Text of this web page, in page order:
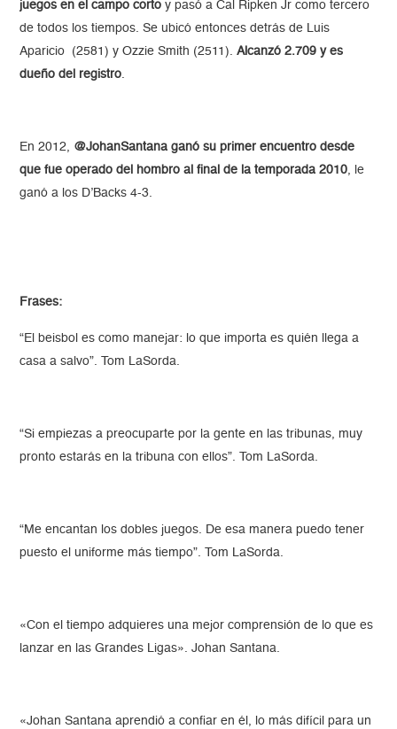
juegos en el campo corto y pasó a Cal Ripken Jr como tercero
de todos los tiempos. Se ubicó entonces detrás de Luis
Aparicio (2581) y Ozzie Smith (2511).Alcanzó 2.709 y es
dueño del registro.
En 2012, @JohanSantana ganó su primer encuentro desde
que fue operado del hombro al final de la temporada 2010, le
ganó a los D’Backs 4-3.
Frases:
“El beisbol es como manejar: lo que importa es quién llega a
casa a salvo”. Tom LaSorda.
“Si empiezas a preocuparte por la gente en las tribunas, muy
pronto estarás en la tribuna con ellos”. Tom LaSorda.
“Me encantan los dobles juegos. De esa manera puedo tener
puesto el uniforme más tiempo”. Tom LaSorda.
«Con el tiempo adquieres una mejor comprensión de lo que es
lanzar en las Grandes Ligas». Johan Santana.
«Johan Santana aprendió a confiar en él, lo más difícil para un